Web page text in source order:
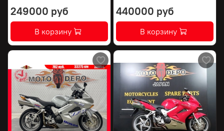
249000 руб
В корзину
440000 руб
В корзину